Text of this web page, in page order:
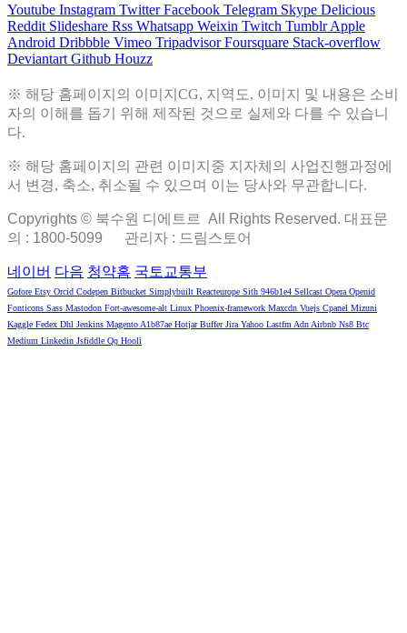
Youtube Instagram Twitter Facebook Telegram Skype Delicious
Reddit Slideshare Rss Whatsapp Weixin Twitch Tumblr Apple
Android Dribbble Vimeo Tripadvisor Foursquare Stack-overflow
Deviantart Github Houzz
※ 해당 홈페이지의 이미지CG, 지역도, 이미지 및 내용은 소비
자의 이해를 돕기 위해 제작된 것으로 실제와 다를 수 있습니
다.
※ 해당 홈페이지의 관련 이미지중 지자체의 사업진행과정에
서 변경, 축소, 취소될 수 있으며 이는 당사와 무관합니다.
Copyrights © 북수원 디에트르 All Rights Reserved. 대표문
의 : 1800-5099 관리자 : 드림스토어
네이버 다음 청약홈 국토교통부
Gofore Etsy Orcid Codepen Bitbucket Simplybuilt Reacteurope Sith 946b1e4 Sellcast Opera Openid
Fonticons Sass Mastodon Fort-awesome-alt Linux Phoenix-framework Maxcdn Vuejs Cpanel Mizuni
Kaggle Fedex Dhl Jenkins Magento A1b87ae Hotjar Buffer Jira Yahoo Lastfm Adn Airbnb Ns8 Btc
Medium Linkedin Jsfiddle Qq Hooli